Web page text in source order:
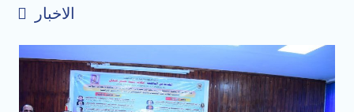
Alnomani assiste aux
activités de discussion d’une
thèse de maîtrise dans le
الاخبار